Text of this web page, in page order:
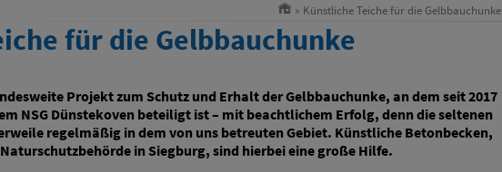
» Künstliche Teiche für die Gelbbauchunke
für die Gelbbauchunke
Projekt zum Schutz und Erhalt der Gelbbauchunke, an dem seit 2017
NSG Dünstekoven beteiligt ist – mit beachtlichem Erfolg, denn die seltenen
regelmäßig in dem von uns betreuten Gebiet. Künstliche Betonbecken,
in Siegburg, sind hierbei eine große Hilfe.